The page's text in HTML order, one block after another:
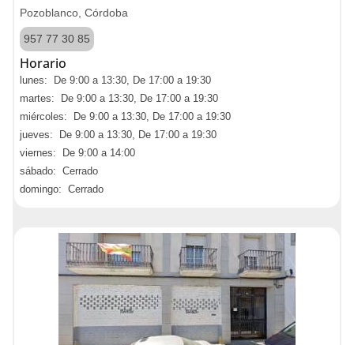
Pozoblanco, Córdoba
957 77 30 85
Horario
lunes: De 9:00 a 13:30, De 17:00 a 19:30
martes: De 9:00 a 13:30, De 17:00 a 19:30
miércoles: De 9:00 a 13:30, De 17:00 a 19:30
jueves: De 9:00 a 13:30, De 17:00 a 19:30
viernes: De 9:00 a 14:00
sábado: Cerrado
domingo: Cerrado